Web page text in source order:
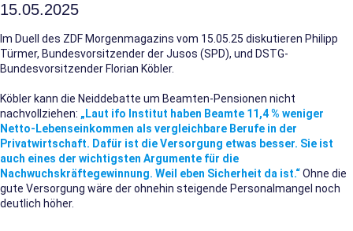
15.05.2025
Im Duell des ZDF Morgenmagazins vom 15.05.25 diskutieren Philipp
Türmer, Bundesvorsitzender der Jusos (SPD), und DSTG-
Bundesvorsitzender Florian Köbler.
Köbler kann die Neiddebatte um Beamten-Pensionen nicht
nachvollziehen: „Laut ifo Institut haben Beamte 11,4 % weniger
Netto-Lebenseinkommen als vergleichbare Berufe in der
Privatwirtschaft. Dafür ist die Versorgung etwas besser. Sie ist
auch eines der wichtigsten Argumente für die
Nachwuchskräftegewinnung. Weil eben Sicherheit da ist.“Ohne die
gute Versorgung wäre der ohnehin steigende Personalmangel noch
deutlich höher.